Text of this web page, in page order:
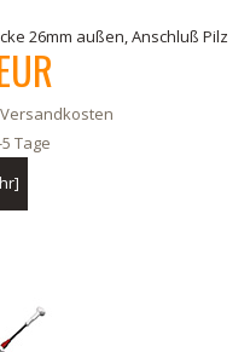
26mm außen, Anschluß Pilz
Versandkosten
Tage